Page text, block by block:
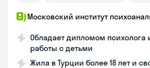
Московский институт
Обладает дипломом психолога
работы с детьми
Жила в Турции более 18 лет и